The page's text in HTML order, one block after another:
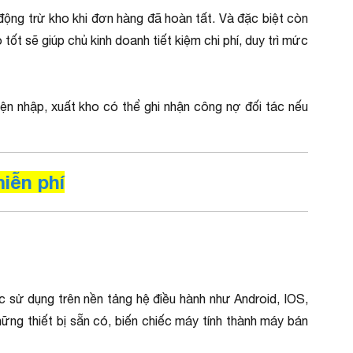
trừ kho khi đơn hàng đã hoàn tất. Và đặc biệt còn
sẽ giúp chủ kinh doanh tiết kiệm chi phí, duy trì mức
nhập, xuất kho có thể ghi nhận công nợ đối tác nếu
phí
dụng trên nền tảng hệ điều hành như Android, IOS,
thiết bị sẵn có, biến chiếc máy tính thành máy bán